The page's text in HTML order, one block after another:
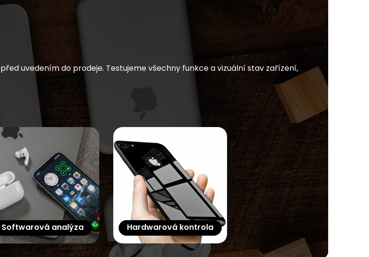
uvedením do prodeje. Testujeme všechny funkce a vizuální stav zařízení,
Softwarová analýza Hardwarová kontrola